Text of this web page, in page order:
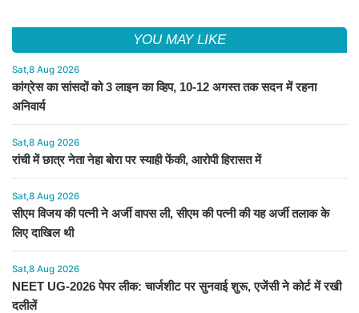
YOU MAY LIKE
Sat,8 Aug 2026
कांग्रेस का सांसदों को 3 लाइन का व्हिप, 10-12 अगस्त तक सदन में रहना
अनिवार्य
Sat,8 Aug 2026
रांची में छात्र नेता नेहा बोरा पर स्याही फेंकी, आरोपी हिरासत में
Sat,8 Aug 2026
सीएम विजय की पत्नी ने अर्जी वापस ली, सीएम की पत्नी की यह अर्जी तलाक के
लिए दाखिल थी
Sat,8 Aug 2026
NEET UG-2026 पेपर लीक: चार्जशीट पर सुनवाई शुरू, एजेंसी ने कोर्ट में रखी
दलीलें